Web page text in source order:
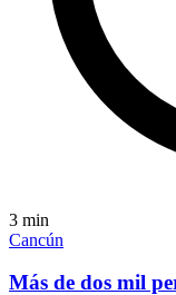
3 min
Cancún
Más de dos mil